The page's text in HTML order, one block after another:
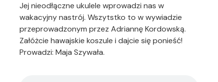
Jej nieodłączne ukulele wprowadzi nas w
wakacyjny nastrój. Wszytstko to w wywiadzie
przeprowadzonym przez Adriannę Kordowską.
Załóżcie hawajskie koszule i dajcie się ponieść!
Prowadzi: Maja Szywała.